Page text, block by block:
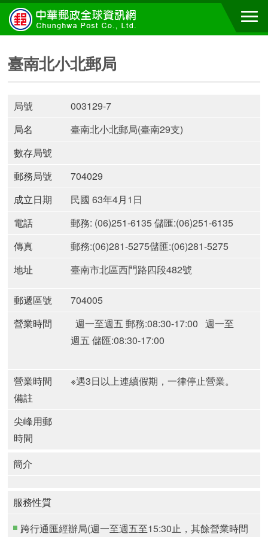
臺南北小北郵局
局號
003129-7
局名
臺南北小北郵局(臺南29支)
數存局號
郵務局號
704029
成立日期
民國 63年4月1日
電話
郵務: (06)251-6135 儲匯:(06)251-6135
傳真
郵務:(06)281-5275儲匯:(06)281-5275
地址
臺南市北區西門路四段482號
郵遞區號
704005
營業時間
週一至週五 郵務:08:30-17:00 週一至
週五 儲匯:08:30-17:00
營業時間
備註
※遇3日以上連續假期，一律停止營業。
尖峰用郵
時間
簡介
服務性質
跨行通匯經辦局(週一至週五至15:30止，其餘營業時間